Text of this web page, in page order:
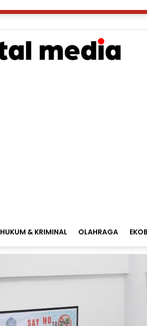
HUKUM & KRIMINAL OLAHRAGA